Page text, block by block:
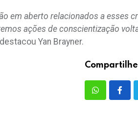
em aberto relacionados a esses
ações de conscientização
Yan Brayner.